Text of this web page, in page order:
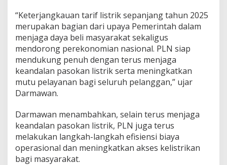
e
i
M
a
s
y
a
r
a
t
“Keterjangkauan tarif listrik sepanjang tahun 2025
merupakan bagian dari upaya Pemerintah dalam
menjaga daya beli masyarakat sekaligus
mendorong perekonomian nasional. PLN siap
mendukung penuh dengan terus menjaga
keandalan pasokan listrik serta meningkatkan
mutu pelayanan bagi seluruh pelanggan,” ujar
Darmawan.
Darmawan menambahkan, selain terus menjaga
keandalan pasokan listrik, PLN juga terus
melakukan langkah-langkah efisiensi biaya
operasional dan meningkatkan akses kelistrikan
bagi masyarakat.